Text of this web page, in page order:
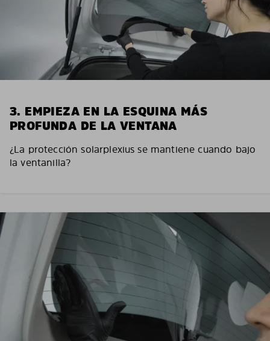
3. EMPIEZA EN LA ESQUINA MÁS
PROFUNDA DE LA VENTANA
¿La protección solarplexius se mantiene cuando bajo
la ventanilla?